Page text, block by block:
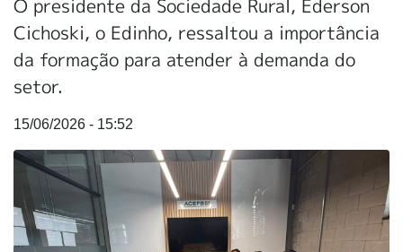
O presidente da Sociedade Rural, Ederson
Cichoski, o Edinho, ressaltou a importância
da formação para atender à demanda do
setor.
15/06/2026 - 15:52